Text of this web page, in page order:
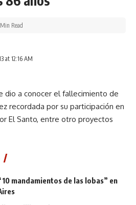
at 12:16 AM
Read
dio a conocer el fallecimiento de
recordada por su participación en
El Santo, entre otro proyectos
mandamientos de las lobas” en